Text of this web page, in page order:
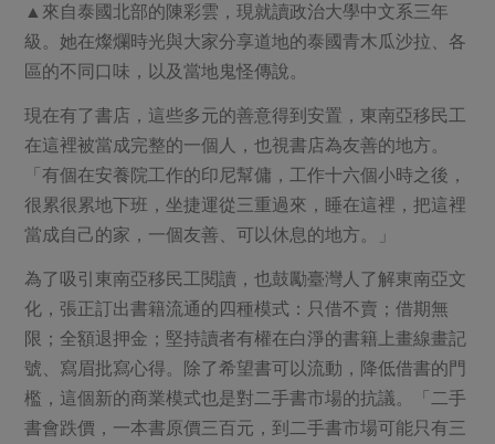
▲來自泰國北部的陳彩雲，現就讀政治大學中文系三年
級。她在燦爛時光與大家分享道地的泰國青木瓜沙拉、各
區的不同口味，以及當地鬼怪傳說。
現在有了書店，這些多元的善意得到安置，東南亞移民工
在這裡被當成完整的一個人，也視書店為友善的地方。
「有個在安養院工作的印尼幫傭，工作十六個小時之後，
很累很累地下班，坐捷運從三重過來，睡在這裡，把這裡
當成自己的家，一個友善、可以休息的地方。」
為了吸引東南亞移民工閱讀，也鼓勵臺灣人了解東南亞文
化，張正訂出書籍流通的四種模式：只借不賣；借期無
限；全額退押金；堅持讀者有權在白淨的書籍上畫線畫記
號、寫眉批寫心得。除了希望書可以流動，降低借書的門
檻，這個新的商業模式也是對二手書市場的抗議。「二手
書會跌價，一本書原價三百元，到二手書市場可能只有三